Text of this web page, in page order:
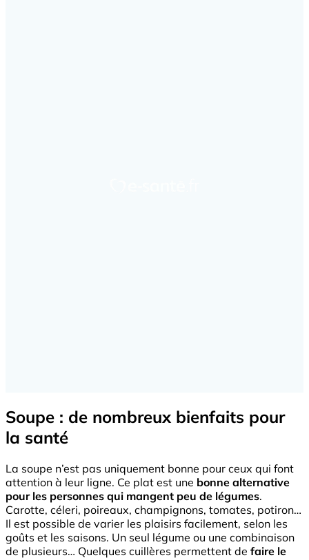
Soupe : de nombreux bienfaits pour
la santé
La soupe n’est pas uniquement bonne pour ceux qui font
attention à leur ligne. Ce plat est une bonne alternative
pour les personnes qui mangent peu de légumes.
Carotte, céleri, poireaux, champignons, tomates, potiron…
Il est possible de varier les plaisirs facilement, selon les
goûts et les saisons. Un seul légume ou une combinaison
de plusieurs… Quelques cuillères permettent de faire le